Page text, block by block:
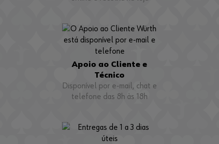
Apoio ao Cliente e
Técnico
Disponível por e-mail, chat e
telefone das 8h às 18h